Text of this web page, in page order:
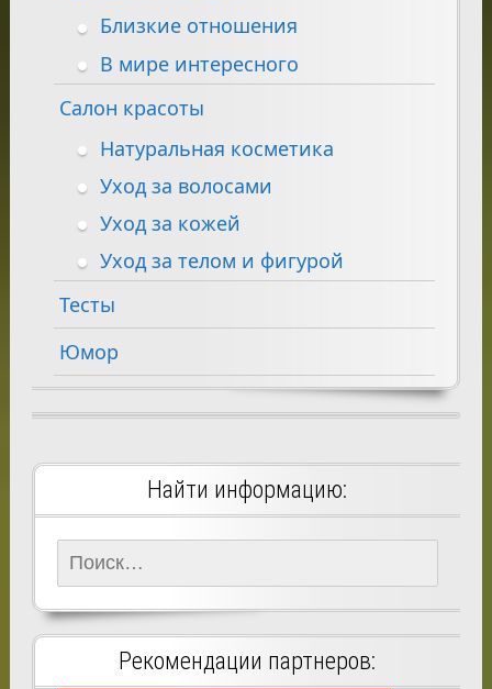
Близкие отношения
В мире интересного
Салон красоты
Натуральная косметика
Уход за волосами
Уход за кожей
Уход за телом и фигурой
Тесты
Юмор
Найти информацию:
Найти:
Рекомендации партнеров: